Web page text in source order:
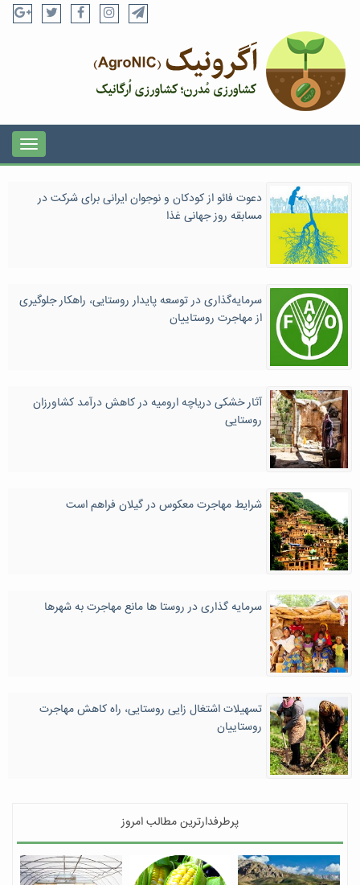
دعوت فائو از کودکان و نوجوان ایرانی برای شرکت در
مسابقه روز جهانی غذا
سرمایه‌گذاری در توسعه پایدار روستایی، راهکار جلوگیری
از مهاجرت روستاییان
آثار خشکی دریاچه ارومیه در کاهش درآمد کشاورزان
روستایی
شرایط مهاجرت معکوس در گیلان فراهم است
سرمایه گذاری در روستا ها مانع مهاجرت به شهرها
تسهیلات اشتغال زایی روستایی، راه کاهش مهاجرت
روستاییان
پرطرفدارترین مطالب امروز